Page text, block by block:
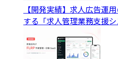
【開発実績】求人広告運
する「求人管理業務支援